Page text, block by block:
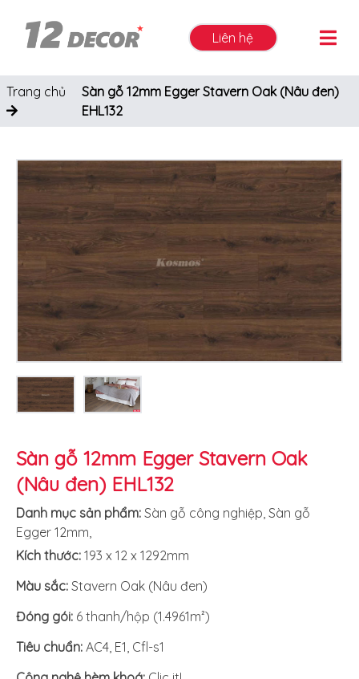
Liên hệ
Trang chủ
Sàn gỗ 12mm Egger Stavern Oak (Nâu đen)
EHL132
Sàn gỗ 12mm Egger Stavern Oak
(Nâu đen) EHL132
Danh mục sản phẩm: Sàn gỗ công nghiệp Sàn gỗ
Egger 12mm
Kích thước: 193 x 12 x 1292mm
Màu sắc: Stavern Oak (Nâu đen)
Đóng gói: 6 thanh/hộp (1.4961m²)
Tiêu chuẩn: AC4, E1, Cfl-s1